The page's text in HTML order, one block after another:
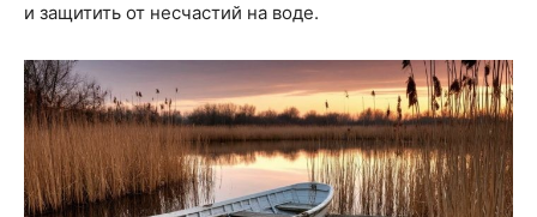
и защитить от несчастий на воде.